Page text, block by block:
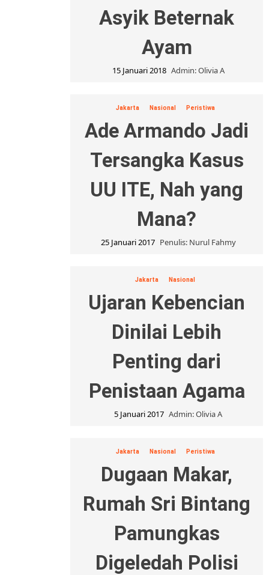
Asyik Beternak
Ayam
15 Januari 2018 Admin: Olivia A
Jakarta Nasional Peristiwa
Ade Armando Jadi
Tersangka Kasus
UU ITE, Nah yang
Mana?
25 Januari 2017 Penulis: Nurul Fahmy
Jakarta Nasional
Ujaran Kebencian
Dinilai Lebih
Penting dari
Penistaan Agama
5 Januari 2017 Admin: Olivia A
Jakarta Nasional Peristiwa
Dugaan Makar,
Rumah Sri Bintang
Pamungkas
Digeledah Polisi